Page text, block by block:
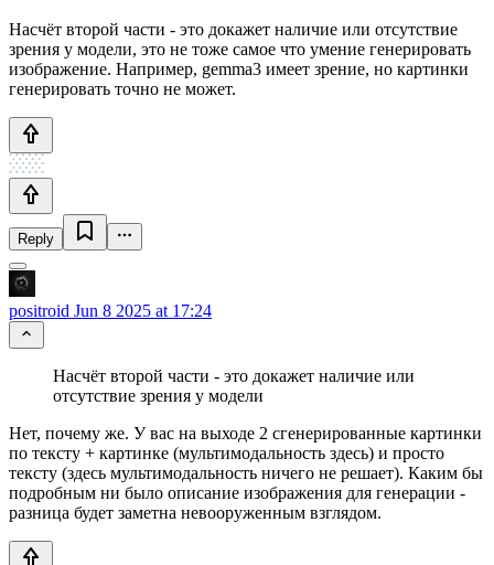
Насчёт второй части - это докажет наличие или отсутствие
зрения у модели, это не тоже самое что умение генерировать
изображение. Например, gemma3 имеет зрение, но картинки
генерировать точно не может.
Reply
positroid Jun 8 2025 at 17:24
Насчёт второй части - это докажет наличие или
отсутствие зрения у модели
Нет, почему же. У вас на выходе 2 сгенерированные картинки
по тексту + картинке (мультимодальность здесь) и просто
тексту (здесь мультимодальность ничего не решает). Каким бы
подробным ни было описание изображения для генерации -
разница будет заметна невооруженным взглядом.